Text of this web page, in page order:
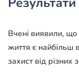
Вчені виявили,
життя є
захист від